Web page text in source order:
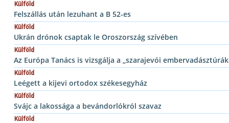
Külföld
Felszállás után lezuhant a B 52-es
Külföld
Ukrán drónok csaptak le Oroszország szívében
Külföld
Az Európa Tanács is vizsgálja a „szarajevói
Külföld
Leégett a kijevi ortodox székesegyház
Külföld
Svájc a lakossága a bevándorlókról szavaz
Külföld